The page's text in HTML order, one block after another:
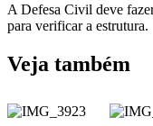
A Defesa Civil deve
para verificar a estrutura.
Veja também